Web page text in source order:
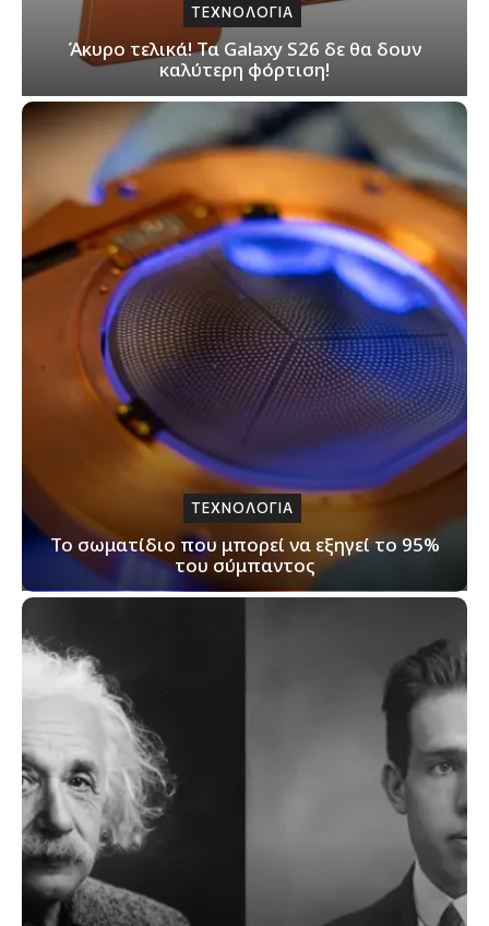
ΤΕΧΝΟΛΟΓΙΑ
Άκυρο τελικά! Τα Galaxy S26 δε θα δουν
καλύτερη φόρτιση!
ΤΕΧΝΟΛΟΓΙΑ
Το σωματίδιο που μπορεί να εξηγεί το 95%
του σύμπαντος